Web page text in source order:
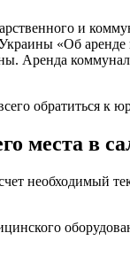
и
Украины «Об
Аренда
обратиться к
места в
необходимый